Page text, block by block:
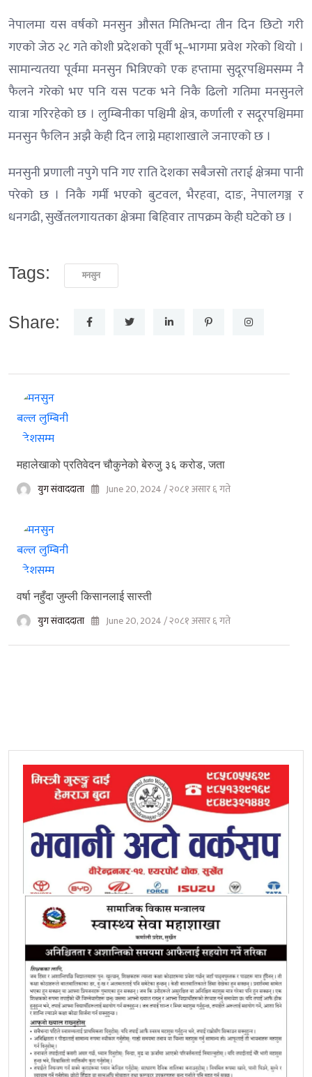
नेपालमा यस वर्षको मनसुन औसत मितिभन्दा तीन दिन छिटो गरी
गएको जेठ २८ गते कोशी प्रदेशको पूर्वी भू–भागमा प्रवेश गरेको थियो ।
सामान्यतया पूर्वमा मनसुन भित्रिएको एक हप्तामा सुदूरपश्चिमसम्म नै
फैलने गरेको भए पनि यस पटक भने निकै ढिलो गतिमा मनसुनले
यात्रा गरिरहेको छ । लुम्बिनीका पश्चिमी क्षेत्र, कर्णाली र सदूरपश्चिममा
मनसुन फैलिन अझै केही दिन लाग्ने महाशाखाले जनाएको छ ।
मनसुनी प्रणाली नपुगे पनि गए राति देशका सबैजसो तराई क्षेत्रमा पानी
परेको छ । निकै गर्मी भएको बुटवल, भैरहवा, दाङ, नेपालगञ्ज र
धनगढी, सुर्खेतलगायतका क्षेत्रमा बिहिवार तापक्रम केही घटेको छ ।
Tags: मनसुन
Share:
महालेखाको प्रतिवेदन चौकुनेको बेरुजु ३६ करोड, जता
युग संवाददाता June 20, 2024 / २०८१ असार ६ गते
वर्षा नहुँदा जुम्ली किसानलाई सास्ती
युग संवाददाता June 20, 2024 / २०८१ असार ६ गते